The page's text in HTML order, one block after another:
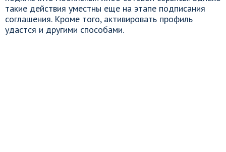
такие действия уместны еще на этапе подписания
соглашения. Кроме того, активировать профиль
удастся и другими способами.